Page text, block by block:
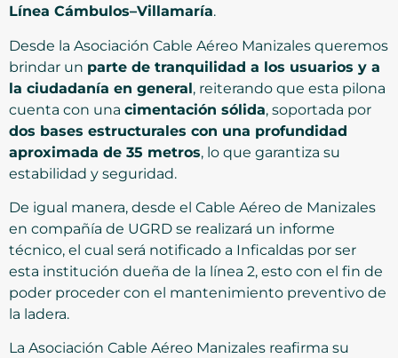
Línea Cámbulos–Villamaría.
Desde la Asociación Cable Aéreo Manizales queremos
brindar un parte de tranquilidad a los usuarios y a
la ciudadanía en general, reiterando que esta pilona
cuenta con una cimentación sólida, soportada por
dos bases estructurales con una profundidad
aproximada de 35 metros, lo que garantiza su
estabilidad y seguridad.
De igual manera, desde el Cable Aéreo de Manizales
en compañía de UGRD se realizará un informe
técnico, el cual será notificado a Inficaldas por ser
esta institución dueña de la línea 2, esto con el fin de
poder proceder con el mantenimiento preventivo de
la ladera.
La Asociación Cable Aéreo Manizales reafirma su